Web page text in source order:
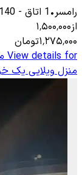
رامسر•
1 اتاق -
140
از۱٬۵۰۰٬۰۰۰
۱٬۲۷۵٬۰۰۰تومان
View details for
منزل ویلایی یک